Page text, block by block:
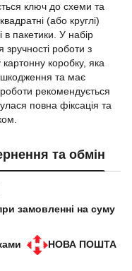
ключ до схеми та
(або круглі)
в пакетики. У набір
зручності роботи з
коробку, яка
та має
рекомендується
повна фіксація та
та обмін
замовленні на суму
НОВА ПОШТА